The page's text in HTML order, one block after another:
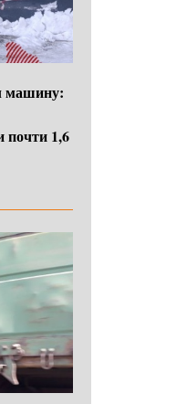
машину:
1,6